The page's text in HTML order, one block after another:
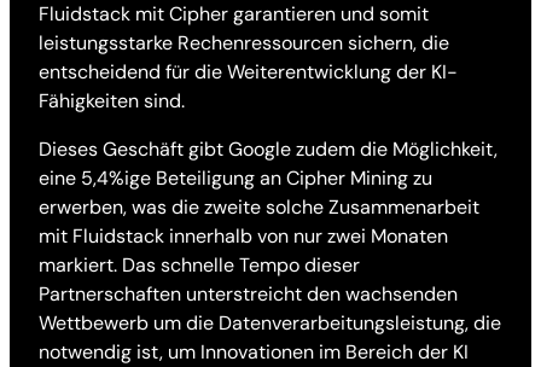
Fluidstack mit Cipher garantieren und somit
leistungsstarke Rechenressourcen sichern, die
entscheidend für die Weiterentwicklung der KI-
Fähigkeiten sind.
Dieses Geschäft gibt Google zudem die Möglichkeit,
eine 5,4%ige Beteiligung an Cipher Mining zu
erwerben, was die zweite solche Zusammenarbeit
mit Fluidstack innerhalb von nur zwei Monaten
markiert. Das schnelle Tempo dieser
Partnerschaften unterstreicht den wachsenden
Wettbewerb um die Datenverarbeitungsleistung, die
notwendig ist, um Innovationen im Bereich der KI